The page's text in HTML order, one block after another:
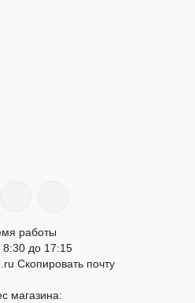
работы
до 17:15
Скопировать почту
магазина: